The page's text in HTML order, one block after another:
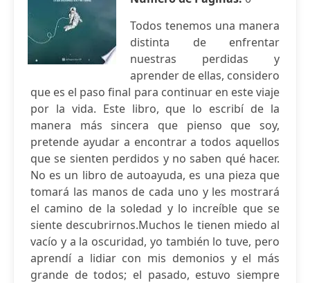
Todos tenemos una manera
distinta de enfrentar
nuestras perdidas y
aprender de ellas, considero
que es el paso final para continuar en este viaje
por la vida. Este libro, que lo escribí de la
manera más sincera que pienso que soy,
pretende ayudar a encontrar a todos aquellos
que se sienten perdidos y no saben qué hacer.
No es un libro de autoayuda, es una pieza que
tomará las manos de cada uno y les mostrará
el camino de la soledad y lo increíble que se
siente descubrirnos.Muchos le tienen miedo al
vacío y a la oscuridad, yo también lo tuve, pero
aprendí a lidiar con mis demonios y el más
grande de todos; el pasado, estuvo siempre